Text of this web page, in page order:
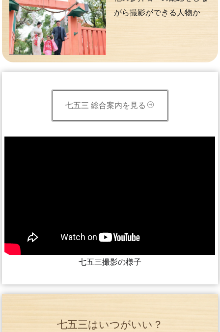
がら撮影ができる人物か
七五三 総合案内を見る
七五三撮影の様子
七五三はいつがいい？